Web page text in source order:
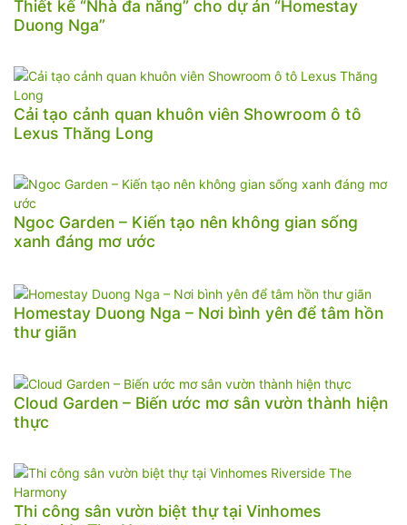
Thiết kế “Nhà đa năng” cho dự án “Homestay
Duong Nga”
Cải tạo cảnh quan khuôn viên Showroom ô tô
Lexus Thăng Long
Ngoc Garden – Kiến tạo nên không gian sống
xanh đáng mơ ước
Homestay Duong Nga – Nơi bình yên để tâm hồn
thư giãn
Cloud Garden – Biến ước mơ sân vườn thành hiện
thực
Thi công sân vườn biệt thự tại Vinhomes